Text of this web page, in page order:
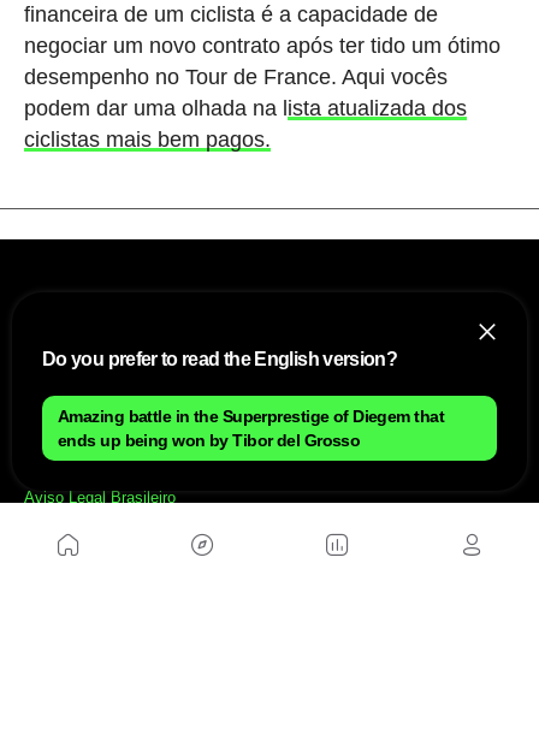
financeira de um ciclista é a capacidade de
negociar um novo contrato após ter tido um ótimo
desempenho no Tour de France. Aqui vocês
podem dar uma olhada na lista atualizada dos
ciclistas mais bem pagos.
Aviso Legal Brasileiro
Anúnciate con nosotros brasileiro
Política de privacidad brasileiro
Do you prefer to read the English version?
Amazing battle in the Superprestige of Diegem that
ends up being won by Tibor del Grosso